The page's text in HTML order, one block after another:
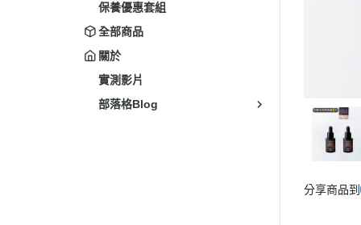
保養優惠套組
全部商品
關於
實測影片
部落格Blog
分享商品到